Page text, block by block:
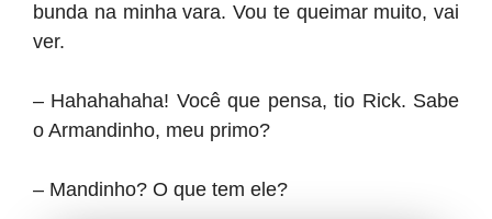
bunda na minha vara. Vou te queimar muito, vai
ver.
– Hahahahaha! Você que pensa, tio Rick. Sabe
o Armandinho, meu primo?
– Mandinho? O que tem ele?